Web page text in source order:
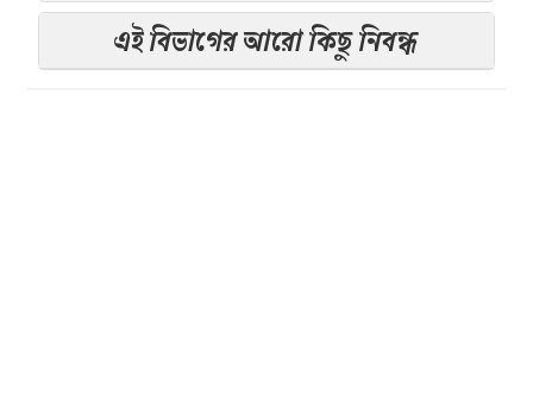
এই বিভাগের আরো কিছু নিবন্ধ